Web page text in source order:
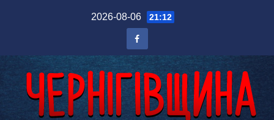
2026-08-06 21:12